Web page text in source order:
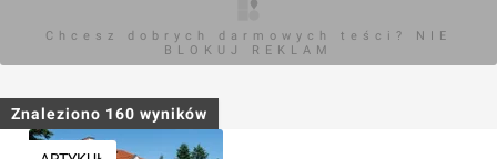
Chcesz dobrych darmowych teści? NIE
BLOKUJ REKLAM
Znaleziono 160 wyników